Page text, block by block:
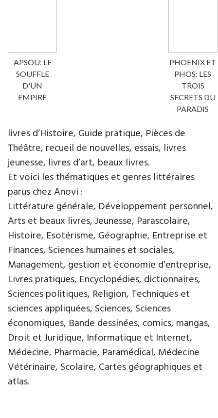
APSOU: LE
SOUFFLE
D'UN
EMPIRE
PHOENIX ET
PHOS: LES
TROIS
SECRETS DU
PARADIS
livres d’Histoire, Guide pratique, Pièces de
Théâtre, recueil de nouvelles, essais, livres
jeunesse, livres d’art, beaux livres.
Et voici les thématiques et genres littéraires
parus chez Anovi :
Littérature générale, Développement personnel,
Arts et beaux livres, Jeunesse, Parascolaire,
Histoire, Esotérisme, Géographie, Entreprise et
Finances, Sciences humaines et sociales,
Management, gestion et économie d'entreprise,
Livres pratiques, Encyclopédies, dictionnaires,
Sciences politiques, Religion, Techniques et
sciences appliquées, Sciences, Sciences
économiques, Bande dessinées, comics, mangas,
Droit et Juridique, Informatique et Internet,
Médecine, Pharmacie, Paramédical, Médecine
Vétérinaire, Scolaire, Cartes géographiques et
atlas.